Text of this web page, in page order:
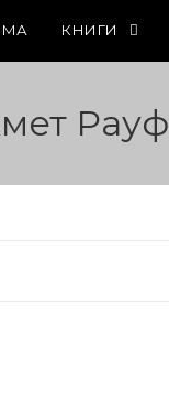
КНИГИ
Рауф